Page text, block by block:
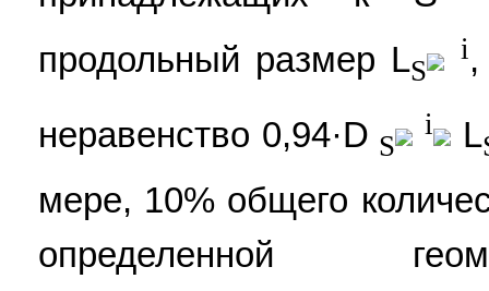
продольный размер LS
i
неравенство 0,94·D S
i L
мере, 10% общего
определенной